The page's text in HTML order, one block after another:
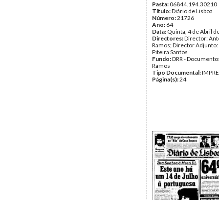
Pasta:06844.194.30210
Título:Diário de Lisboa
Número:21726
Ano: 64
Data: Quinta, 4 de Abril
Directores:Director:
Ramos; Director
Piteira Santos
Fundo:DRR -
Ramos
Tipo Documental:
Página(s):24